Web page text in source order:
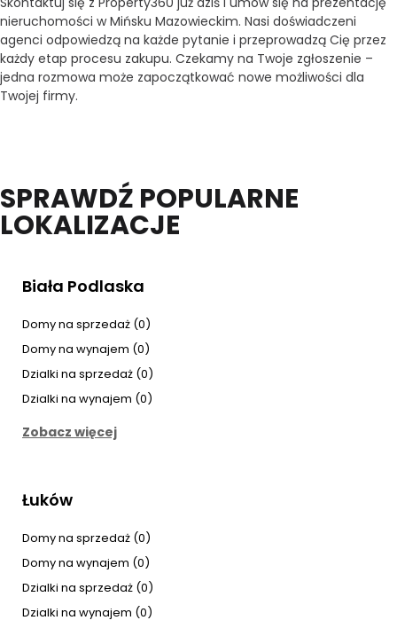
nieruchomości w Mińsku Mazowieckim. Nasi doświadczeni
agenci odpowiedzą na każde pytanie i przeprowadzą Cię przez
każdy etap procesu zakupu. Czekamy na Twoje zgłoszenie –
jedna rozmowa może zapoczątkować nowe możliwości dla
Twojej firmy.
SPRAWDŹ POPULARNE
LOKALIZACJE
Biała Podlaska
Domy na sprzedaż (0)
Domy na wynajem (0)
Dzialki na sprzedaż (0)
Dzialki na wynajem (0)
Zobacz więcej
Łuków
Domy na sprzedaż (0)
Domy na wynajem (0)
Dzialki na sprzedaż (0)
Dzialki na wynajem (0)